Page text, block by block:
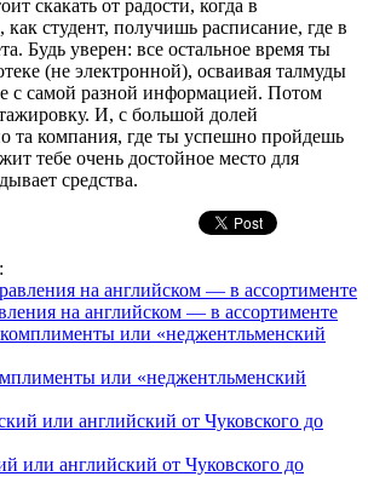
скакать от радости, когда в
как студент, получишь расписание, где в
Будь уверен: все остальное время ты
(не электронной), осваивая талмуды
с самой разной информацией. Потом
И, с большой долей
та компания, где ты успешно пройдешь
тебе очень достойное место для
средства.
на английском — в ассортименте
или «неджентльменский
или английский от Чуковского до